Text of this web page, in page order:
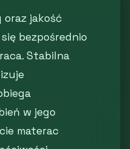
oraz jakość
bezpośrednio
Stabilna
w jego
materac